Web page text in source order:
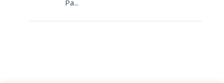
Pa...